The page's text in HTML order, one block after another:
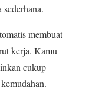
membuat
kerja. Kamu
cukup